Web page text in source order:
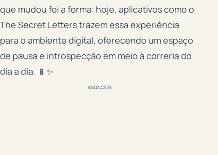
que mudou foi a forma: hoje, aplicativos como o
The Secret Letters trazem essa experiência
para o ambiente digital, oferecendo um espaço
de pausa e introspecção em meio à correria do
dia a dia. 📱✨
ANÚNCIOS